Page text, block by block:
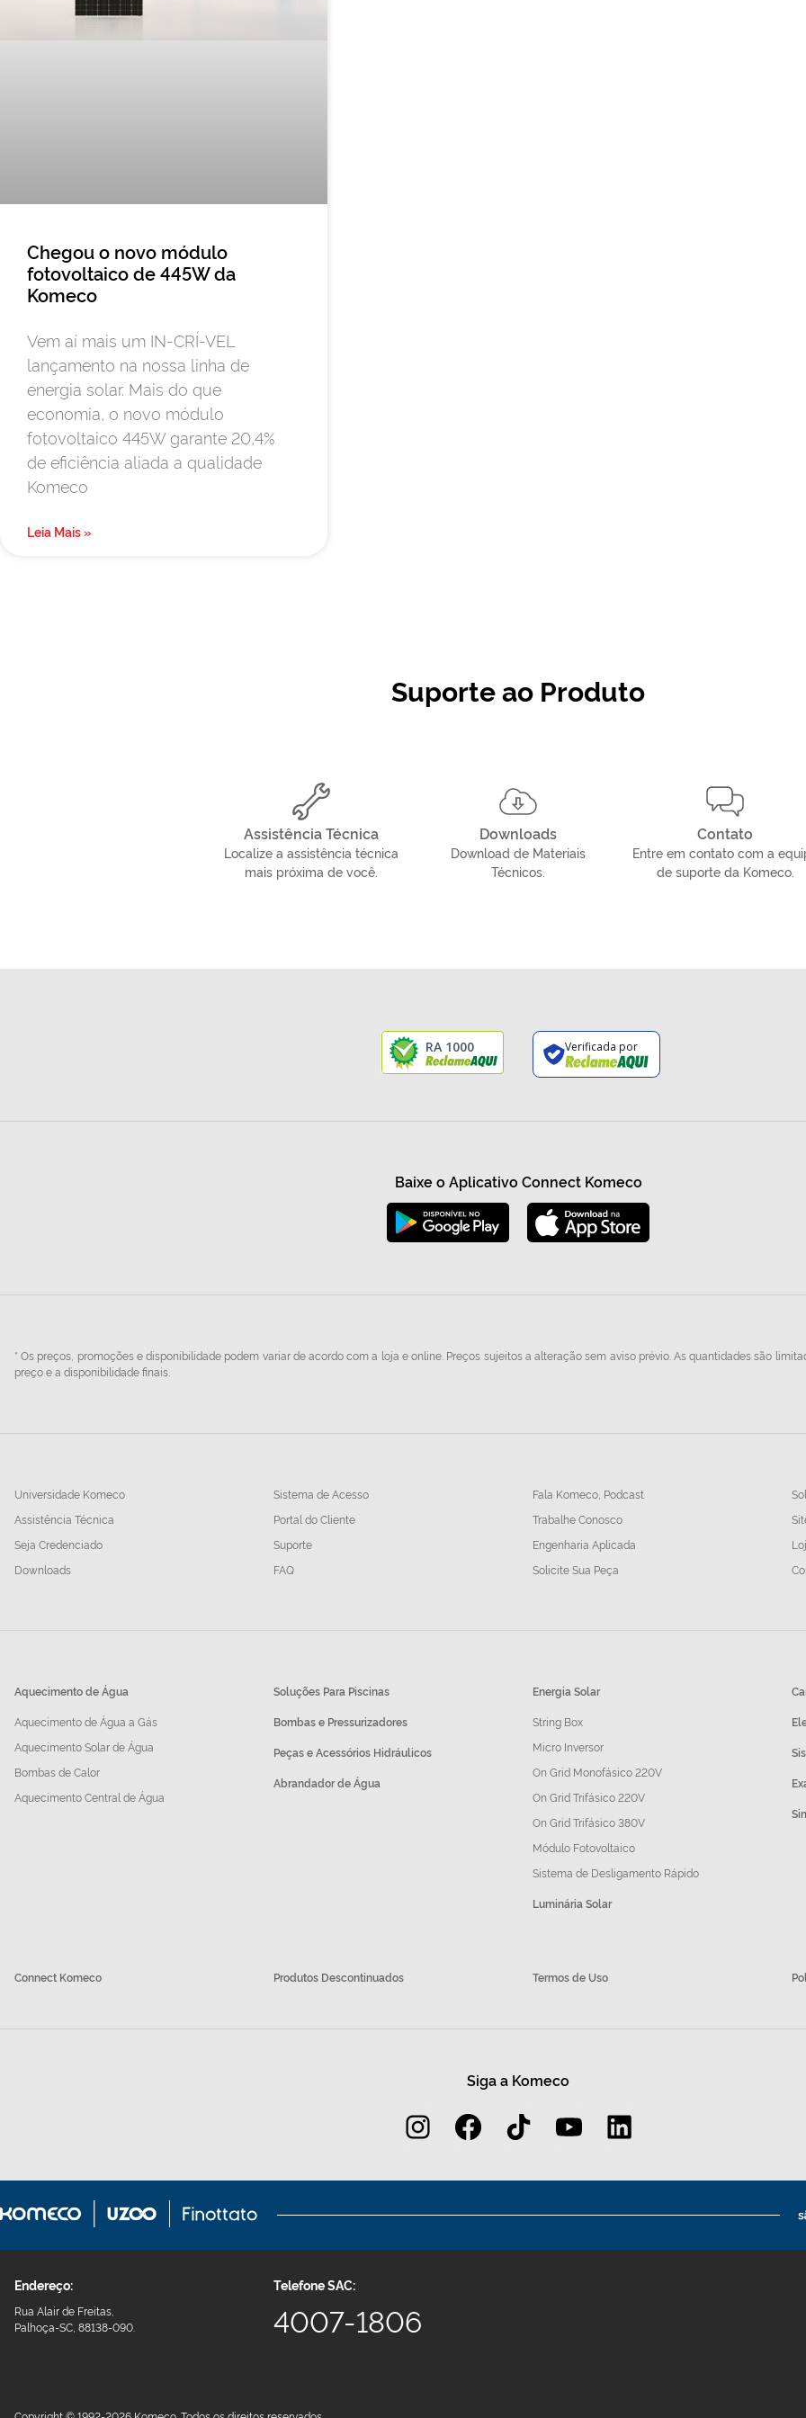
Chegou o novo módulo
fotovoltaico de 445W da
Komeco
Vem aí mais um IN-CRÍ-VEL
lançamento na nossa linha de
energia solar. Mais do que
economia, o novo módulo
fotovoltaico 445W garante 20,4%
de eficiência aliada a qualidade
Komeco
Leia Mais »
Suporte ao Produto
Assistência Técnica
Localize a assistência técnica
mais próxima de você.
Downloads
Download de Materiais
Técnicos.
Contato
Entre em contato com a
de suporte da Komeco.
RA 1000 Verificada por
Baixe o Aplicativo Connect Komeco
* Os preços, promoções e disponibilidade podem variar de acordo com a loja e online. Preços sujeitos a alteração sem aviso prévio. As quantidades são
preço e a disponibilidade finais.
Universidade Komeco
Assistência Técnica
Seja Credenciado
Downloads
Sistema de Acesso
Portal do Cliente
Suporte
FAQ
Fala Komeco, Podcast
Trabalhe Conosco
Engenharia Aplicada
Solicite Sua Peça
Aquecimento de Água
Aquecimento de Água a Gás
Aquecimento Solar de Água
Bombas de Calor
Aquecimento Central de Água
Soluções Para Piscinas
Bombas e Pressurizadores
Peças e Acessórios Hidráulicos
Abrandador de Água
Energia Solar
String Box
Micro Inversor
On Grid Monofásico 220V
On Grid Trifásico 220V
On Grid Trifásico 380V
Módulo Fotovoltaico
Sistema de Desligamento Rápido
Luminária Solar
Connect Komeco Produtos Descontinuados Termos de Uso
Siga a Komeco
Endereço:
Rua Alair de Freitas,
Palhoça-SC, 88138-090.
Telefone SAC:
4007-1806